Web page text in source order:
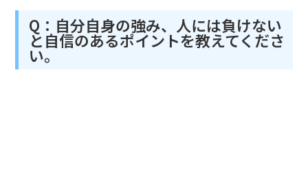
Q：自分自身の強み、人には負けない
と自信のあるポイントを教えてくださ
い。